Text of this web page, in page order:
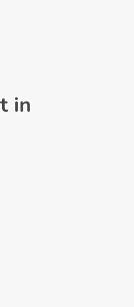
in